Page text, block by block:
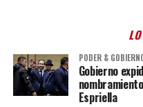
PODER &
Gobierno
Espriella